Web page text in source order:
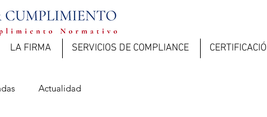
LA FIRMA SERVICIOS DE COMPLIANCE
Actualidad